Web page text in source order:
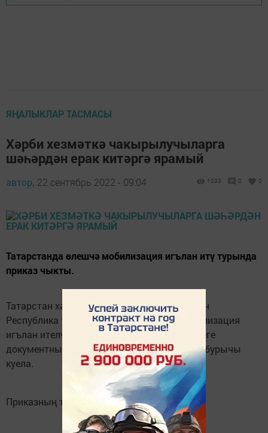
ЯҢАЛЫКЛАР ТАСМАСЫ
Хәрби хезмәткә чакырылучыларга
шәһәрдән ерак китәргә ярамый
автор, 22 сентябрь 2022 - 09:04 1033 0 0
Татарстанда өлешчә мобилизация игълан итү турында
приказ чыкты.
Татарстан хәрби комиссары Сергей Погодин
Республика территориясендә өлешчә мобилизация
игълан ителү турында приказ чыгарды. Әлеге
документны бөтен оешмаларда игълан итү бурычы
куела.
Приказның тулы текстын тәкъдим итәбез.